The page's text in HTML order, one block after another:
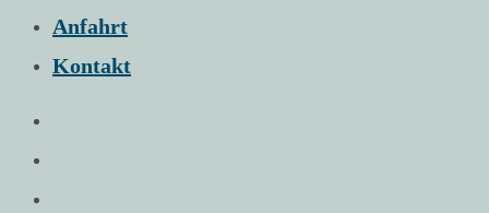
Anfahrt
Kontakt